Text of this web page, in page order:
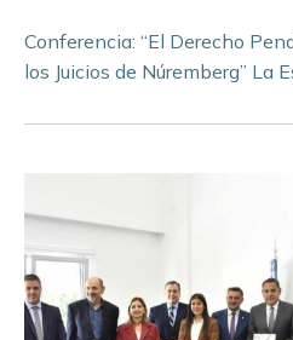
Conferencia: “El Derecho
los Juicios de Núremberg” La